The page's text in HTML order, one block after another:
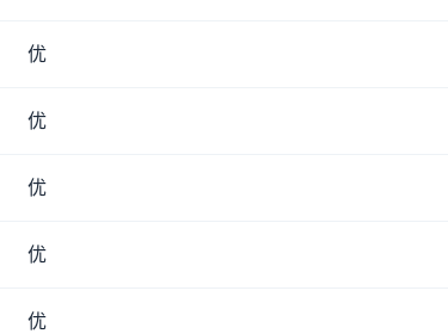
优
优
优
优
优